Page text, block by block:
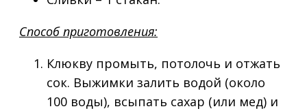
Способ приготовления:
Клюкву промыть, потолочь и отжать
сок. Выжимки залить водой (около
100 воды), всыпать сахар (или мед) и